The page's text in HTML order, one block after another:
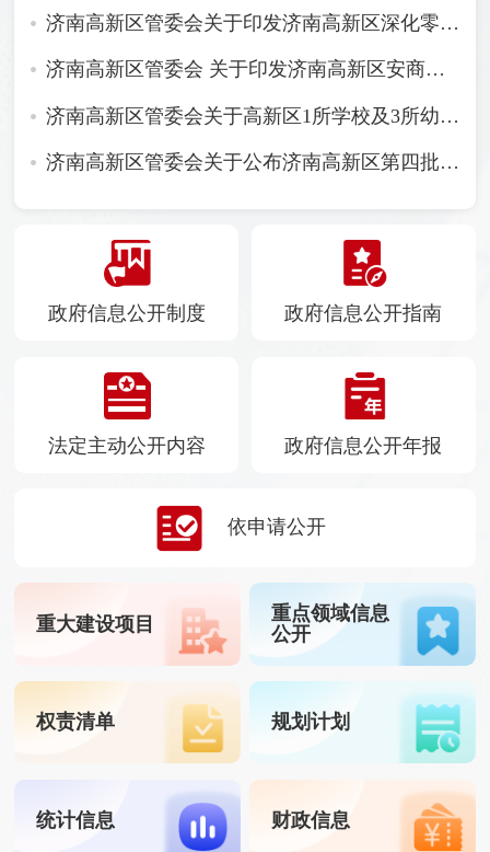
济南高新区管委会关于印发济南高新区深化零基预算改革实施方案的通知
济南高新区管委会 关于印发济南高新区安商稳商服务工作机制的通知
济南高新区管委会关于高新区1所学校及3所幼儿园命名情况的批复
济南高新区管委会关于公布济南高新区第四批区级非物质文化遗产代表性项目名录及第四批区级非物质文化遗产项目代表性传承人名单的通知
政府信息公开制度 政府信息公开指南
法定主动公开内容 政府信息公开年报
依申请公开
重大建设项目
重点领域信息
公开
权责清单 规划计划
统计信息 财政信息